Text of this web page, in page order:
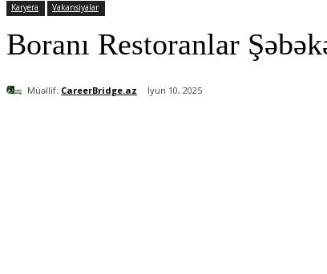
Karyera Vakansiyalar
Boranı Restoranlar
Müəllif: CareerBridge.az İyun 10, 2025